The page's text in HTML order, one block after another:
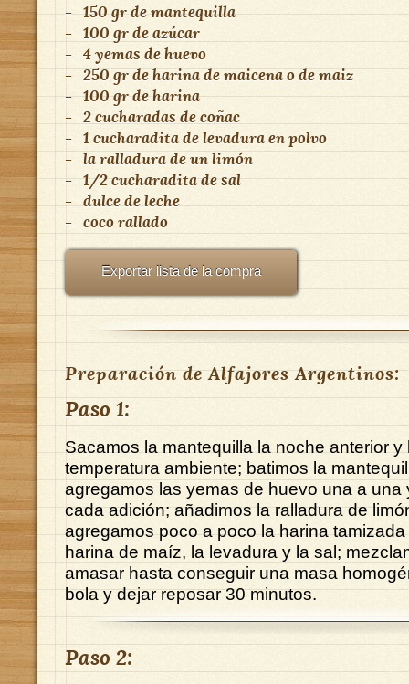
- 150 gr de mantequilla
- 100 gr de azúcar
- 4 yemas de huevo
- 250 gr de harina de maicena o de maiz
- 100 gr de harina
- 2 cucharadas de coñac
- 1 cucharadita de levadura en polvo
- la ralladura de un limón
- 1/2 cucharadita de sal
- dulce de leche
- coco rallado
Exportar lista de la compra
Preparación de Alfajores Argentinos:
Paso 1:
Sacamos la mantequilla la noche anterior y
temperatura ambiente; batimos la
agregamos las yemas de huevo una a una
cada adición; añadimos la ralladura de
agregamos poco a poco la harina
harina de maíz, la levadura y la sal;
amasar hasta conseguir una masa
bola y dejar reposar 30 minutos.
Paso 2: